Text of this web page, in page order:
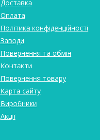
Доставка
Оплата
Політика конфіденційності
Заводи
Повернення та обмін
Контакти
Повернення товару
Карта сайту
Виробники
Акції